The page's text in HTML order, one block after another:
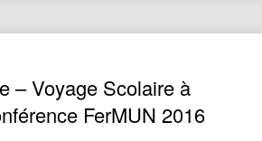
– Voyage Scolaire à
FerMUN 2016